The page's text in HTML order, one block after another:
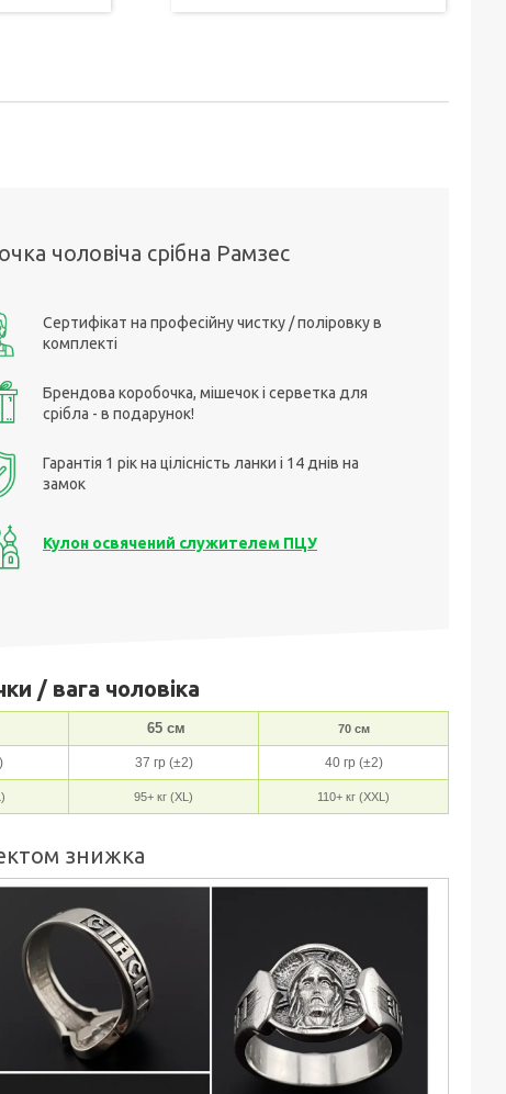
чоловіча срібна Рамзес
Сертифікат на професійну чистку / поліровку в
комплекті
Брендова коробочка, мішечок і серветка для
срібла - в подарунок!
Гарантія 1 рік на цілісність ланки і 14 днів на
замок
Кулон освячений служителем ПЦУ
/ вага чоловіка
65 см 70 см
37 гр (±2) 40 гр (±2)
95+ кг (XL) 110+ кг (XXL)
знижка